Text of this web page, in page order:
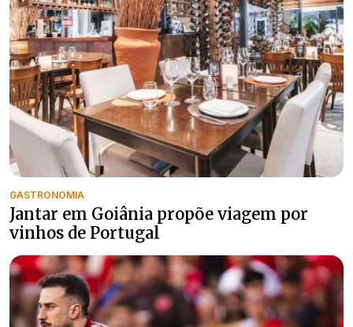
GASTRONOMIA
Jantar em Goiânia propõe viagem por
vinhos de Portugal